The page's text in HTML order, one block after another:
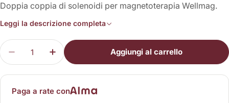
Doppia coppia di solenoidi per magnetoterapia Wellmag.
Leggi la descrizione completa
Quantità
Diminuisci la quantità per Doppia Coppia
Aumenta la quantità per Doppia
Aggiungi al carrello
Paga a rate con